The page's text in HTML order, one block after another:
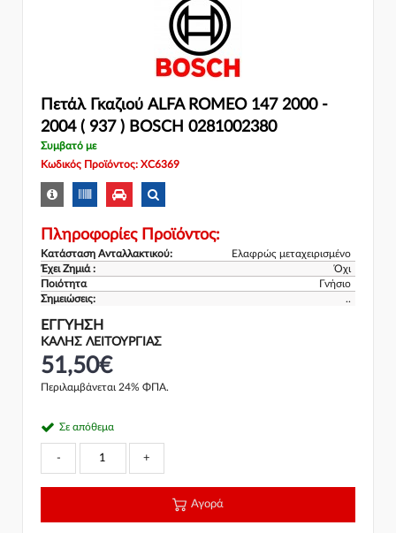
Πετάλ Γκαζιού ALFA ROMEO 147 2000 -
2004 ( 937 ) BOSCH 0281002380
Συμβατό με
Κωδικός Προϊόντος: XC6369
Πληροφορίες Προϊόντος:
Κατάσταση Ανταλλακτικού:
Ελαφρώς μεταχειρισμένο
Έχει Ζημιά :
Όχι
Ποιότητα
Γνήσιο
Σημειώσεις:
..
ΕΓΓΎΗΣΗ
ΚΑΛΗΣ ΛΕΙΤΟΥΡΓΙΑΣ
51,50€
Περιλαμβάνεται 24% ΦΠΑ.
Σε απόθεμα
- +
Αγορά